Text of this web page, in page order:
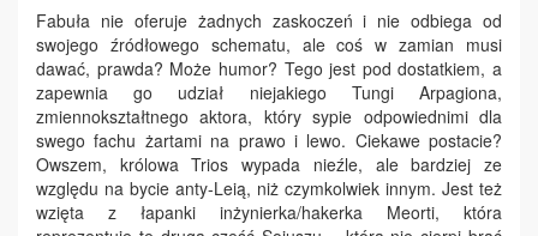
Fabuła nie oferuje żadnych zaskoczeń i nie odbiega od
swojego źródłowego schematu, ale coś w zamian musi
dawać, prawda? Może humor? Tego jest pod dostatkiem, a
zapewnia go udział niejakiego Tungi Arpagiona,
zmiennokształtnego aktora, który sypie odpowiednimi dla
swego fachu żartami na prawo i lewo. Ciekawe postacie?
Owszem, królowa Trios wypada nieźle, ale bardziej ze
względu na bycie anty-Leią, niż czymkolwiek innym. Jest też
wzięta z łapanki inżynierka/hakerka Meorti, która